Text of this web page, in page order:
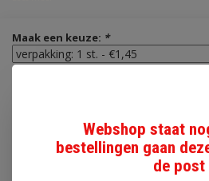
Maak een keuze: *
Toevoegen
Webshop staat
bestellingen gaan
de post